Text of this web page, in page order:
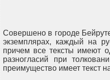
Совершено в городе
экземплярах, каждый на
причем все тексты имеют
разногласий при
преимущество имеет текст